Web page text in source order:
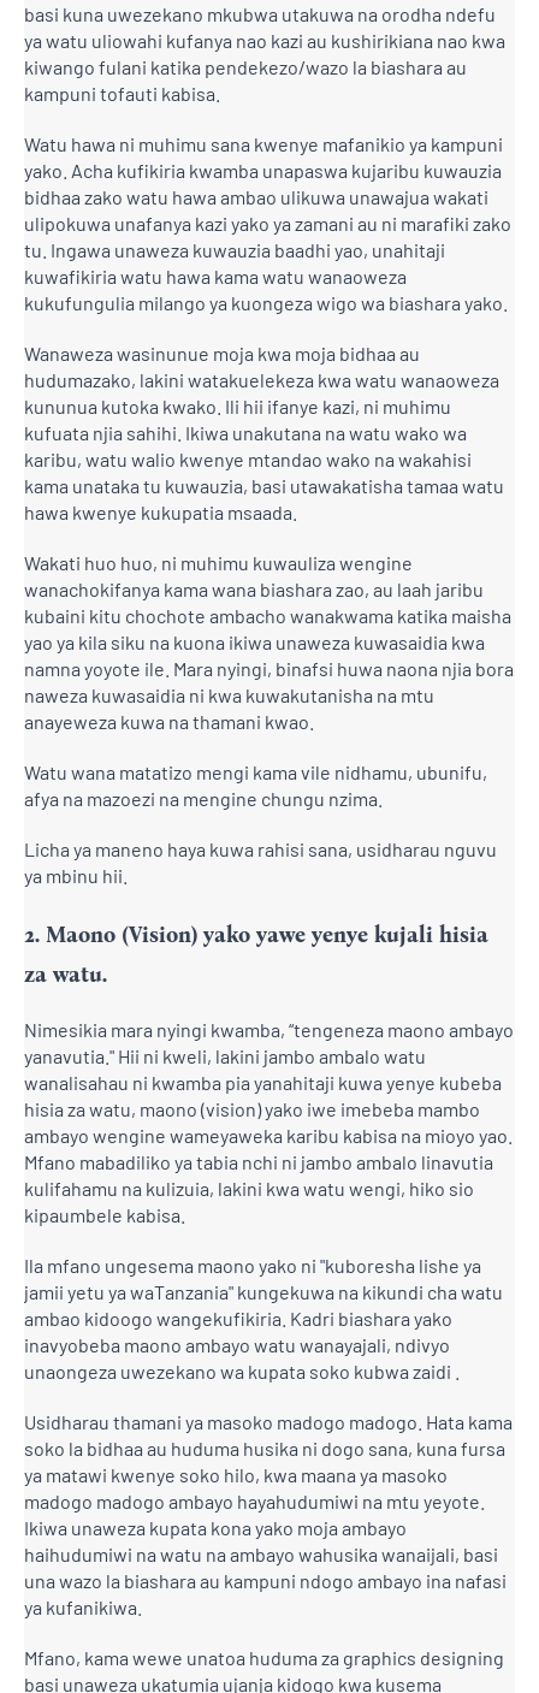
basi kuna uwezekano mkubwa utakuwa na orodha ndefu
ya watu uliowahi kufanya nao kazi au kushirikiana nao kwa
kiwango fulani katika pendekezo/wazo la biashara au
kampuni tofauti kabisa.
Watu hawa ni muhimu sana kwenye mafanikio ya kampuni
yako. Acha kufikiria kwamba unapaswa kujaribu kuwauzia
bidhaa zako watu hawa ambao ulikuwa unawajua wakati
ulipokuwa unafanya kazi yako ya zamani au ni marafiki zako
tu. Ingawa unaweza kuwauzia baadhi yao, unahitaji
kuwafikiria watu hawa kama watu wanaoweza
kukufungulia milango ya kuongeza wigo wa biashara yako.
Wanaweza wasinunue moja kwa moja bidhaa au
hudumazako, lakini watakuelekeza kwa watu wanaoweza
kununua kutoka kwako. Ili hii ifanye kazi, ni muhimu
kufuata njia sahihi. Ikiwa unakutana na watu wako wa
karibu, watu walio kwenye mtandao wako na wakahisi
kama unataka tu kuwauzia, basi utawakatisha tamaa watu
hawa kwenye kukupatia msaada.
Wakati huo huo, ni muhimu kuwauliza wengine
wanachokifanya kama wana biashara zao, au laah jaribu
kubaini kitu chochote ambacho wanakwama katika maisha
yao ya kila siku na kuona ikiwa unaweza kuwasaidia kwa
namna yoyote ile. Mara nyingi, binafsi huwa naona njia bora
naweza kuwasaidia ni kwa kuwakutanisha na mtu
anayeweza kuwa na thamani kwao.
Watu wana matatizo mengi kama vile nidhamu, ubunifu,
afya na mazoezi na mengine chungu nzima.
Licha ya maneno haya kuwa rahisi sana, usidharau nguvu
ya mbinu hii.
2. Maono (Vision) yako yawe yenye kujali hisia
za watu.
Nimesikia mara nyingi kwamba, “tengeneza maono ambayo
yanavutia." Hii ni kweli, lakini jambo ambalo watu
wanalisahau ni kwamba pia yanahitaji kuwa yenye kubeba
hisia za watu, maono (vision) yako iwe imebeba mambo
ambayo wengine wameyaweka karibu kabisa na mioyo yao.
Mfano mabadiliko ya tabia nchi ni jambo ambalo linavutia
kulifahamu na kulizuia, lakini kwa watu wengi, hiko sio
kipaumbele kabisa.
Ila mfano ungesema maono yako ni "kuboresha lishe ya
jamii yetu ya waTanzania" kungekuwa na kikundi cha watu
ambao kidoogo wangekufikiria. Kadri biashara yako
inavyobeba maono ambayo watu wanayajali, ndivyo
unaongeza uwezekano wa kupata soko kubwa zaidi .
Usidharau thamani ya masoko madogo madogo. Hata kama
soko la bidhaa au huduma husika ni dogo sana, kuna fursa
ya matawi kwenye soko hilo, kwa maana ya masoko
madogo madogo ambayo hayahudumiwi na mtu yeyote.
Ikiwa unaweza kupata kona yako moja ambayo
haihudumiwi na watu na ambayo wahusika wanaijali, basi
una wazo la biashara au kampuni ndogo ambayo ina nafasi
ya kufanikiwa.
Mfano, kama wewe unatoa huduma za graphics designing
basi unaweza ukatumia ujanja kidogo kwa kusema